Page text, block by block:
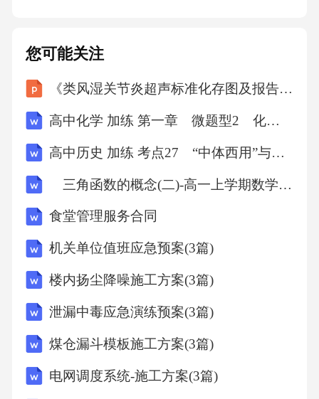
2,,,,
,,第7天,第7组,2-3-5,36,2080,1040,8.32,8.32,,,,,20
8,,,,
,,第8天,第8组,2-3-6,36,1960,980,7.84,7.84,,,,,19
6,,,,
,2-4分干管,第9天,第9组,2-4-1,36,1740,870,6.96,1
5.68,15.68,,,,174,,,,
您可能关注
《类风湿关节炎超声标准化存图及报告规范专家共识（2026版）》解读课件
高中化学 加练 第一章 微题型2 化学与STSE
高中历史 加练 考点27 “中体西用”与洋务运动
三角函数的概念(二)-高一上学期数学课时作业人教版A版（含解析）
食堂管理服务合同
机关单位值班应急预案(3篇)
楼内扬尘降噪施工方案(3篇)
泄漏中毒应急演练预案(3篇)
煤仓漏斗模板施工方案(3篇)
电网调度系统-施工方案(3篇)